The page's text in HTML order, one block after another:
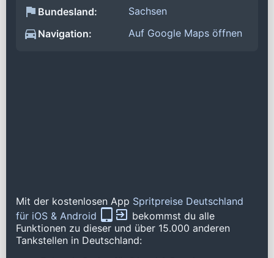
Bundesland:
Sachsen
Navigation:
Auf Google Maps öffnen
Mit der kostenlosen App Spritpreise Deutschland
für iOS & Android
bekommst du alle
Funktionen zu dieser und über 15.000 anderen
Tankstellen in Deutschland: